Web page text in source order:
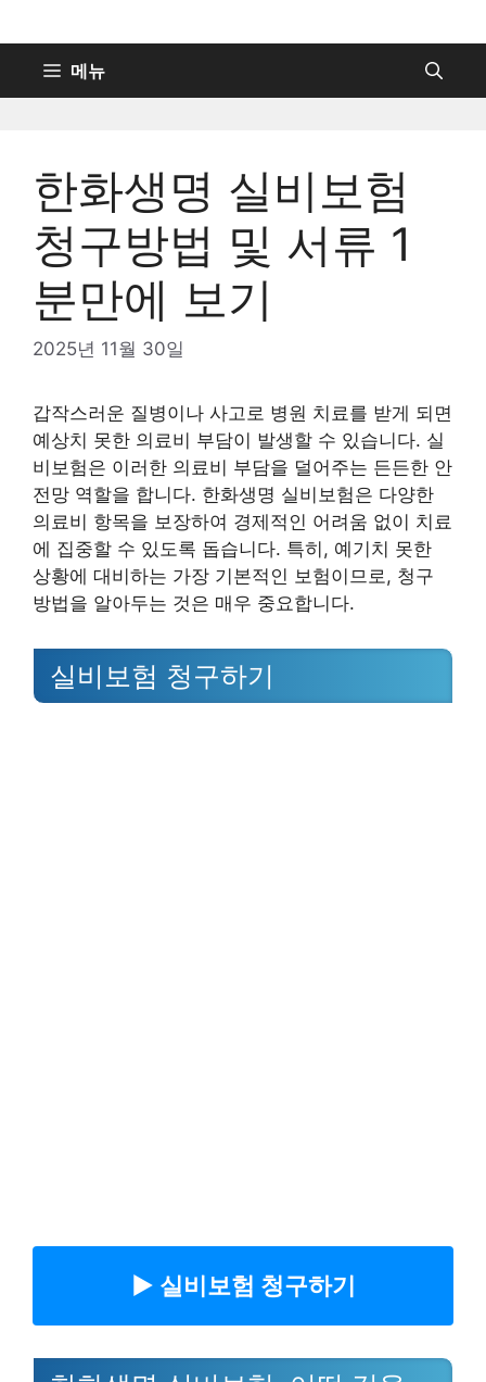
텐
로
메뉴
한화생명 실비보험
청구방법 및 서류 1
분만에 보기
2025년 11월 30일
갑작스러운 질병이나 사고로 병원 치료를 받게 되면
예상치 못한 의료비 부담이 발생할 수 있습니다. 실
비보험은 이러한 의료비 부담을 덜어주는 든든한 안
전망 역할을 합니다. 한화생명 실비보험은 다양한
의료비 항목을 보장하여 경제적인 어려움 없이 치료
에 집중할 수 있도록 돕습니다. 특히, 예기치 못한
상황에 대비하는 가장 기본적인 보험이므로, 청구
방법을 알아두는 것은 매우 중요합니다.
실비보험 청구하기
▶︎ 실비보험 청구하기